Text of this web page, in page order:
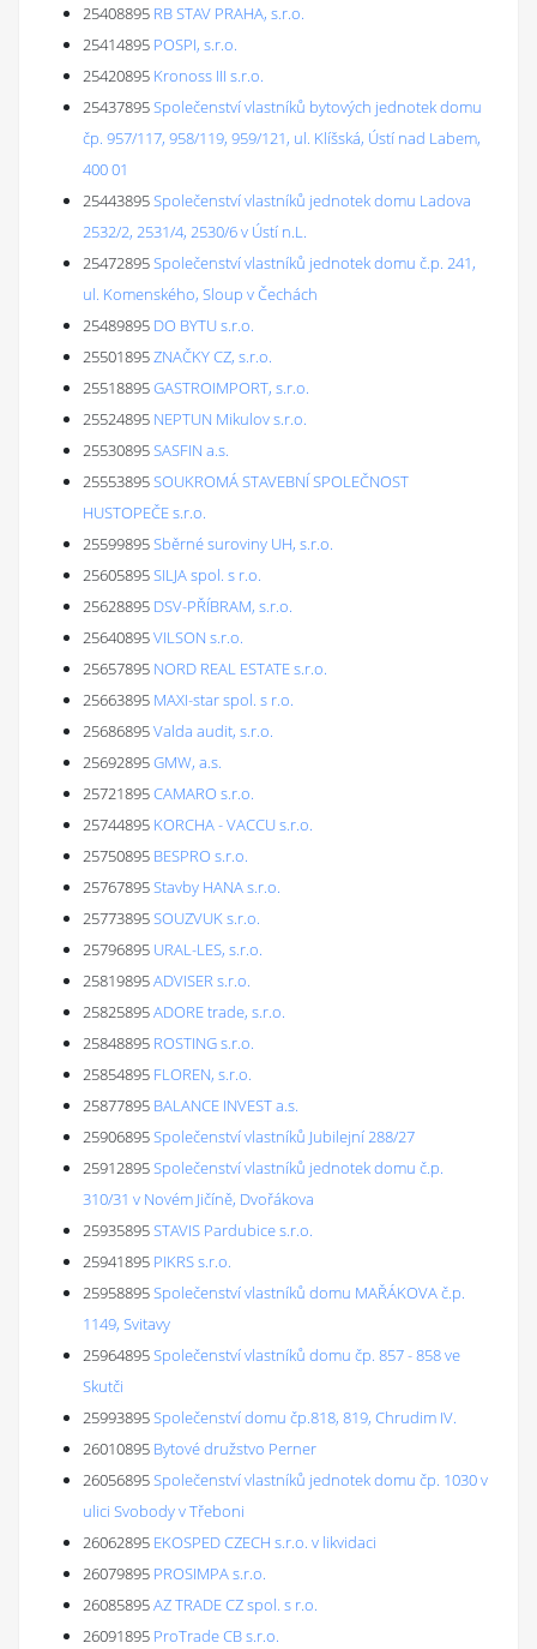
25408895 RB STAV PRAHA, s.r.o.
25414895 POSPI, s.r.o.
25420895 Kronoss III s.r.o.
25437895Společenství vlastníků bytových jednotek domu
čp. 957/117, 958/119, 959/121, ul. Klíšská, Ústí nad Labem,
400 01
25443895Společenství vlastníků jednotek domu Ladova
2532/2, 2531/4, 2530/6 v Ústí n.L.
25472895Společenství vlastníků jednotek domu č.p. 241,
ul. Komenského, Sloup v Čechách
25489895 DO BYTU s.r.o.
25501895ZNAČKY CZ, s.r.o.
25518895GASTROIMPORT, s.r.o.
25524895 NEPTUN Mikulov s.r.o.
25530895SASFIN a.s.
25553895SOUKROMÁ STAVEBNÍ SPOLEČNOST
HUSTOPEČE s.r.o.
25599895Sběrné suroviny UH, s.r.o.
25605895SILJA spol. s r.o.
25628895 DSV-PŘÍBRAM, s.r.o.
25640895VILSON s.r.o.
25657895 NORD REAL ESTATE s.r.o.
25663895 MAXI-star spol. s r.o.
25686895Valda audit, s.r.o.
25692895GMW, a.s.
25721895CAMARO s.r.o.
25744895 KORCHA - VACCU s.r.o.
25750895 BESPRO s.r.o.
25767895Stavby HANA s.r.o.
25773895SOUZVUK s.r.o.
25796895 URAL-LES, s.r.o.
25819895ADVISER s.r.o.
25825895ADORE trade, s.r.o.
25848895 ROSTING s.r.o.
25854895 FLOREN, s.r.o.
25877895 BALANCE INVEST a.s.
25906895Společenství vlastníků Jubilejní 288/27
25912895Společenství vlastníků jednotek domu č.p.
310/31 v Novém Jičíně, Dvořákova
25935895STAVIS Pardubice s.r.o.
25941895 PIKRS s.r.o.
25958895Společenství vlastníků domu MAŘÁKOVA č.p.
1149, Svitavy
25964895Společenství vlastníků domu čp. 857 - 858 ve
Skutči
25993895Společenství domu čp.818, 819, Chrudim IV.
26010895 Bytové družstvo Perner
26056895Společenství vlastníků jednotek domu čp. 1030 v
ulici Svobody v Třeboni
26062895 EKOSPED CZECH s.r.o. v likvidaci
26079895 PROSIMPA s.r.o.
26085895AZ TRADE CZ spol. s r.o.
26091895 ProTrade CB s.r.o.